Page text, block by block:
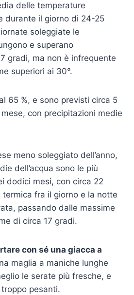
delle temperature
durante il giorno di 24-25
soleggiate le
e superano
gradi, ma non è infrequente
superiori ai 30°.
65 %, e sono previsti circa 5
con precipitazioni medie
meno soleggiato dell’anno,
dell’acqua sono le più
dodici mesi, con circa 22
termica fra il giorno e la notte
passando dalle massime
di circa 17 gradi.
con sé una giacca a
maglia a maniche lunghe
le serate più fresche, e
pesanti.